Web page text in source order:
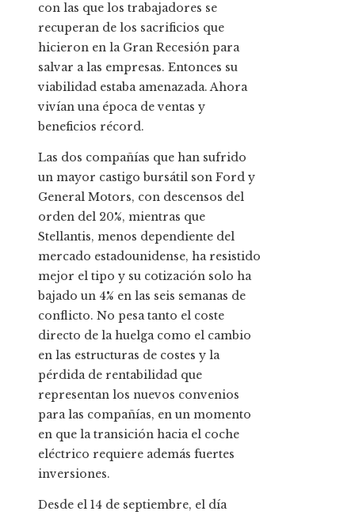
con las que los trabajadores se
recuperan de los sacrificios que
hicieron en la Gran Recesión para
salvar a las empresas. Entonces su
viabilidad estaba amenazada. Ahora
vivían una época de ventas y
beneficios récord.
Las dos compañías que han sufrido
un mayor castigo bursátil son Ford y
General Motors, con descensos del
orden del 20%, mientras que
Stellantis, menos dependiente del
mercado estadounidense, ha resistido
mejor el tipo y su cotización solo ha
bajado un 4% en las seis semanas de
conflicto. No pesa tanto el coste
directo de la huelga como el cambio
en las estructuras de costes y la
pérdida de rentabilidad que
representan los nuevos convenios
para las compañías, en un momento
en que la transición hacia el coche
eléctrico requiere además fuertes
inversiones.
Desde el 14 de septiembre, el día